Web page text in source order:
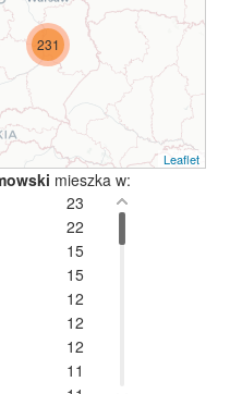
231
Leaflet
mieszka w:
23
22
15
15
12
12
12
11